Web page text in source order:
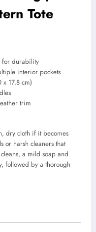
Tote
for durability
interior pockets
x 17.8 cm)
trim
dry cloth if it becomes
or harsh cleaners that
a mild soap and
followed by a thorough